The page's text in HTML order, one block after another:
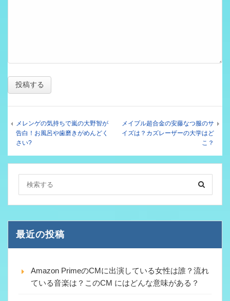
メレンゲの気持ちで嵐の大野智が
告白！お風呂や歯磨きがめんどく
さい?
メイプル超合金の安藤なつ服のサ
イズは？カズレーザーの大学はど
こ？
最近の投稿
Amazon PrimeのCMに出演している女性は誰？流れ
ている音楽は？このCM にはどんな意味がある？